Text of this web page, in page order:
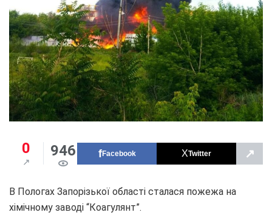
0 946 Facebook Twitter ↗
В Пологах Запорізької області сталася пожежа на
хімічному заводі “Коагулянт”.